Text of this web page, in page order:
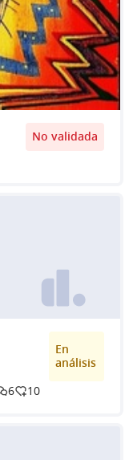
No validada
En
análisis
6 10